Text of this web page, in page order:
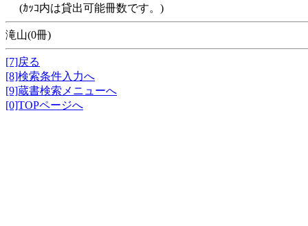
(ｶｯｺ内は貸出可能冊数です。)
滝山(0冊)
[7]戻る
[8]検索条件入力へ
[9]蔵書検索メニューへ
[0]TOPページへ